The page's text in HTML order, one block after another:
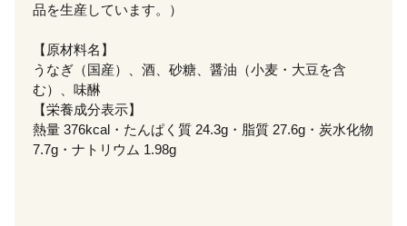
品を生産しています。）
【原材料名】
うなぎ（国産）、酒、砂糖、醤油（小麦・大豆を含
む）、味醂
【栄養成分表示】
熱量 376kcal・たんぱく質 24.3g・脂質 27.6g・炭水化物
7.7g・ナトリウム 1.98g